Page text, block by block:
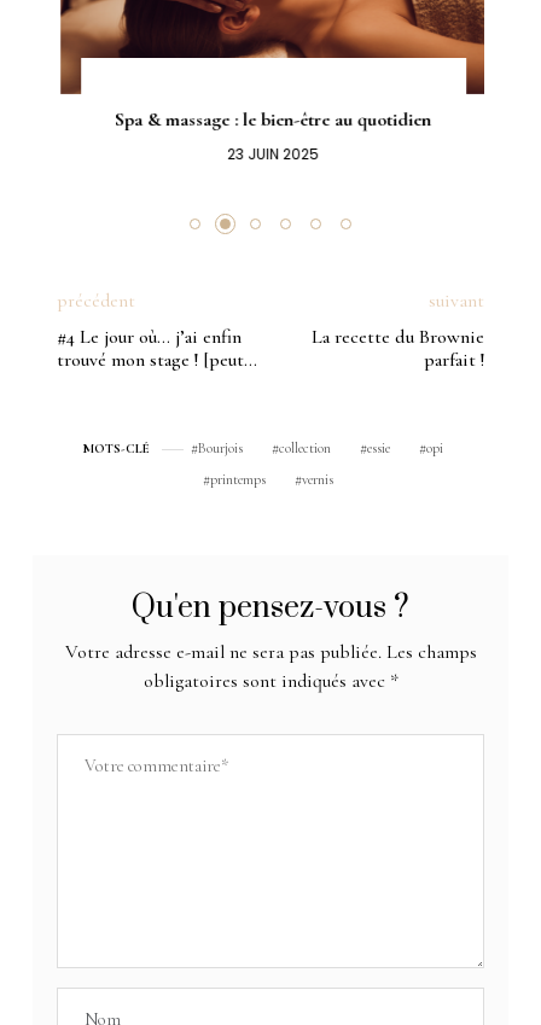
Spa & massage : le bien-être au quotidien
23 JUIN 2025
précédent
#4 Le jour où… j’ai enfin
trouvé mon stage ! [peut-
suivant
La recette du Brownie
parfait !
MOTS-CLÉ Bourjois collection essie
opi
printemps
vernis
Qu'en pensez-vous ?
Votre adresse e-mail ne sera pas publiée. Les champs
obligatoires sont indiqués avec *